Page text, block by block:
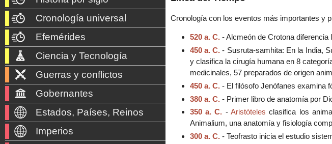
Cronología con los eventos más importantes y
520 a. C.- Alcmeón de Crotona diferencia
450 a. C. - Susruta-samhita: En la India,
y clasifica la cirugía humana en 8
medicinales, 57 preparados de origen
450 a. C.- El filósofo Jenófanes examina
380 a. C.- Primer libro de anatomía por
350 a. C. -Aristóteles clasifica los
Animalium, una anatomía y fisiología
300 a. C.- Teofrasto inicia el estudio
Cronología universal
Efemérides
Ciencia y Tecnología
Guerras y conflictos
Gobernantes
Estados, Países, Reinos
Imperios